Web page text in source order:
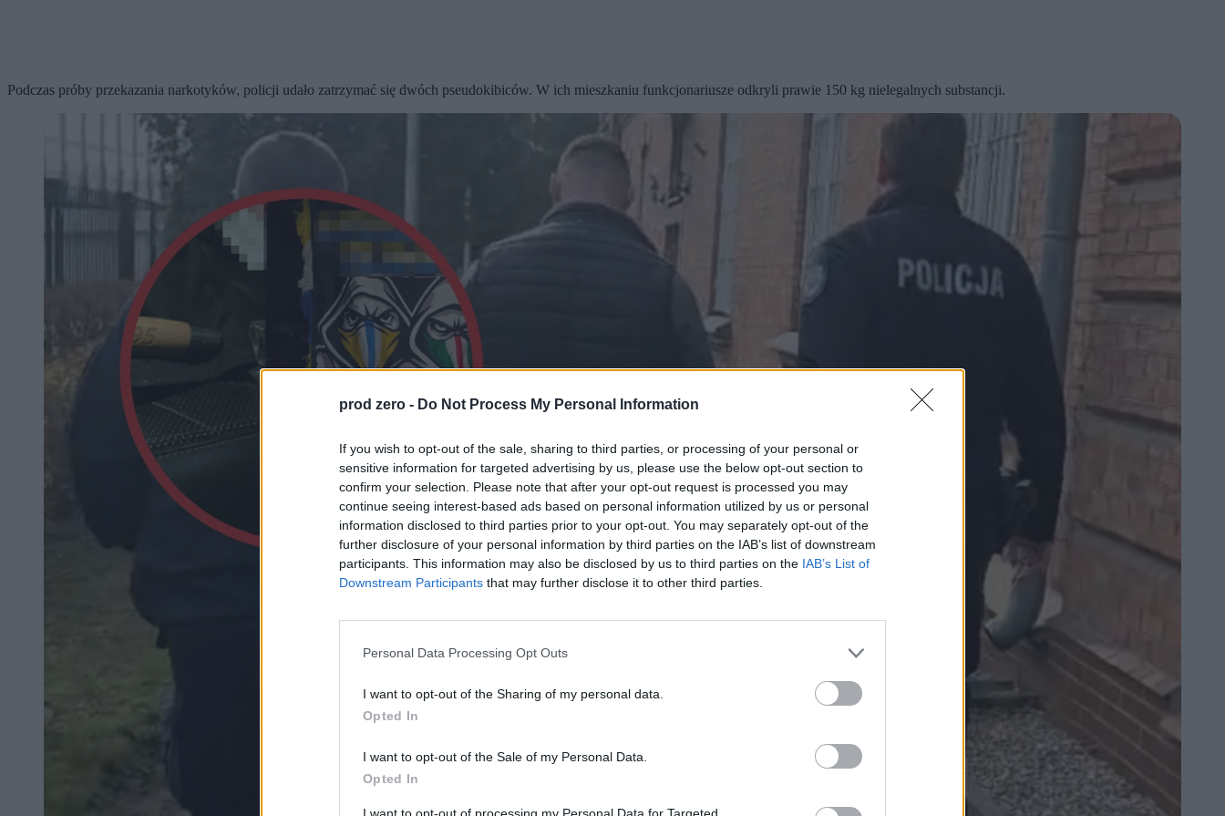
prod zero - Do Not Process My Personal Information
If you wish to opt-out of the sale, sharing to third parties, or processing of your personal or
sensitive information for targeted advertising by us, please use the below opt-out section to
confirm your selection. Please note that after your opt-out request is processed you may
continue seeing interest-based ads based on personal information utilized by us or personal
information disclosed to third parties prior to your opt-out. You may separately opt-out of the
further disclosure of your personal information by third parties on the IAB’s list of downstream
participants. This information may also be disclosed by us to third parties on the IAB’s List of
Downstream Participants that may further disclose it to other third parties.
Personal Data Processing Opt Outs
I want to opt-out of the Sharing of my personal data.
Opted In
I want to opt-out of the Sale of my Personal Data.
Opted In
I want to opt-out of processing my Personal Data for Targeted
Podczas próby przekazania narkotyków, policji udało zatrzymać się dwóch pseudokibiców. W ich mieszkaniu funkcjonariusze odkryli prawie 150 kg nielegalnych substancji.